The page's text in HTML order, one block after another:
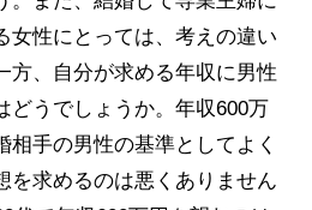
女性にとっては、考えの違い
方、自分が求める年収に男性
どうでしょうか。年収600万
相手の男性の基準としてよく
を求めるのは悪くありません